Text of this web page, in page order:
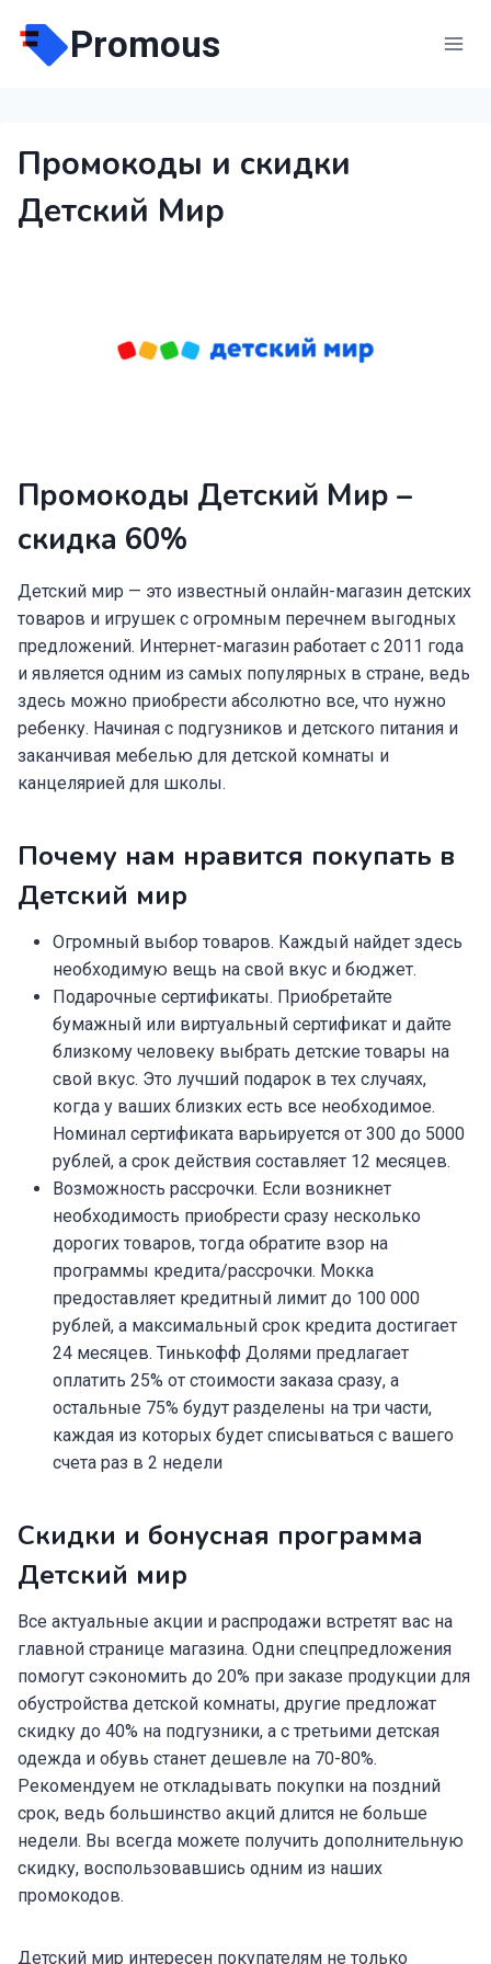
содержимому
Promous
Промокоды и скидки
Детский Мир
Промокоды Детский Мир –
скидка 60%
Детский мир — это известный онлайн-магазин детских
товаров и игрушек с огромным перечнем выгодных
предложений. Интернет-магазин работает с 2011 года
и является одним из самых популярных в стране, ведь
здесь можно приобрести абсолютно все, что нужно
ребенку. Начиная с подгузников и детского питания и
заканчивая мебелью для детской комнаты и
канцелярией для школы.
Почему нам нравится покупать в
Детский мир
Огромный выбор товаров. Каждый найдет здесь
необходимую вещь на свой вкус и бюджет.
Подарочные сертификаты. Приобретайте
бумажный или виртуальный сертификат и дайте
близкому человеку выбрать детские товары на
свой вкус. Это лучший подарок в тех случаях,
когда у ваших близких есть все необходимое.
Номинал сертификата варьируется от 300 до 5000
рублей, а срок действия составляет 12 месяцев.
Возможность рассрочки. Если возникнет
необходимость приобрести сразу несколько
дорогих товаров, тогда обратите взор на
программы кредита/рассрочки. Мокка
предоставляет кредитный лимит до 100 000
рублей, а максимальный срок кредита достигает
24 месяцев. Тинькофф Долями предлагает
оплатить 25% от стоимости заказа сразу, а
остальные 75% будут разделены на три части,
каждая из которых будет списываться с вашего
счета раз в 2 недели
Скидки и бонусная программа
Детский мир
Все актуальные акции и распродажи встретят вас на
главной странице магазина. Одни спецпредложения
помогут сэкономить до 20% при заказе продукции для
обустройства детской комнаты, другие предложат
скидку до 40% на подгузники, а с третьими детская
одежда и обувь станет дешевле на 70-80%.
Рекомендуем не откладывать покупки на поздний
срок, ведь большинство акций длится не больше
недели. Вы всегда можете получить дополнительную
скидку, воспользовавшись одним из наших
промокодов.
Детский мир интересен покупателям не только